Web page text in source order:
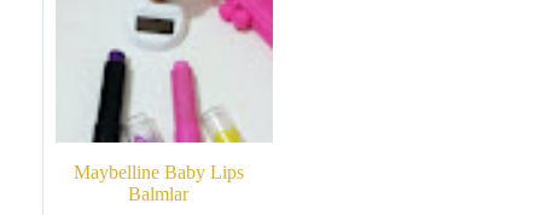
Maybelline Baby Lips
Balmlar